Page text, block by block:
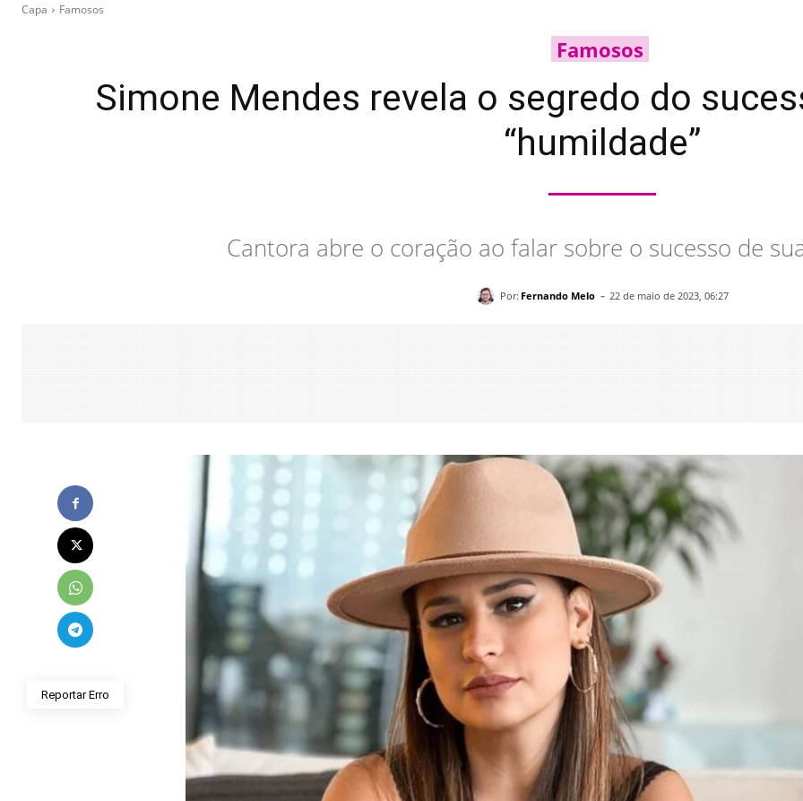
Capa Famosos
Famosos
Simone Mendes revela o segredo do
“humildade”
Cantora abre o coração ao falar sobre o sucesso de
Por: Fernando Melo - 22 de maio de 2023, 06:27
Reportar Erro